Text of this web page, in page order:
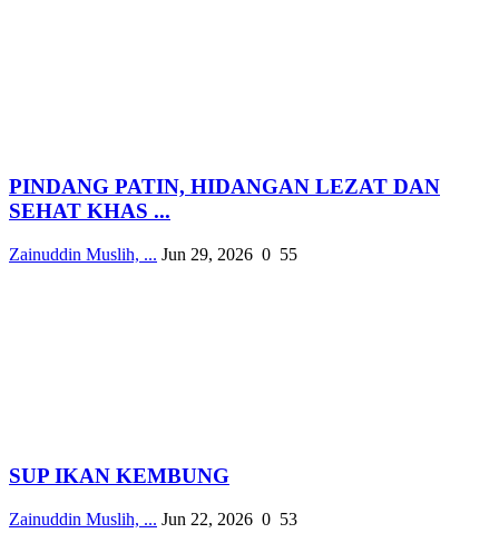
PINDANG PATIN, HIDANGAN LEZAT DAN
SEHAT KHAS ...
Zainuddin Muslih, ... Jun 29, 2026 0 55
SUP IKAN KEMBUNG
Zainuddin Muslih, ... Jun 22, 2026 0 53